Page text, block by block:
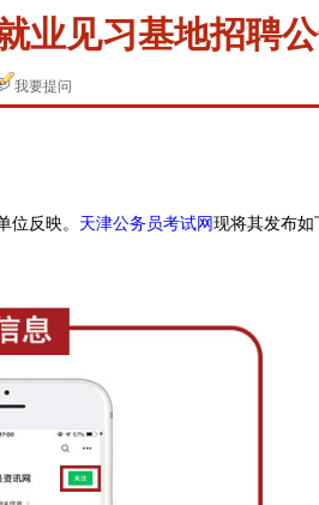
业见习基地招聘
我要提问
位反映。 天津公务员考试网现将其发布如